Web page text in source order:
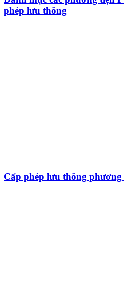
phép lưu thông
Cấp phép lưu thông